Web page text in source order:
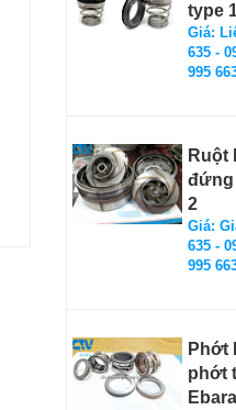
type
Giá:
635 -
995
Ruột
đứng
2
Giá:
635 -
995
Phớt
phớt